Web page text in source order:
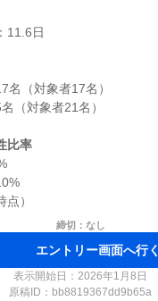
11.6日
名（対象者17名）
（対象者21名）
比率
締切：なし
エントリー画面へ行く
表示開始日：2026年1月8日
原稿ID： bb8819367dd9b65a